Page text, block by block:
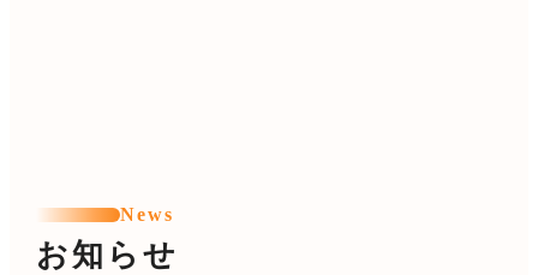
News
お知らせ